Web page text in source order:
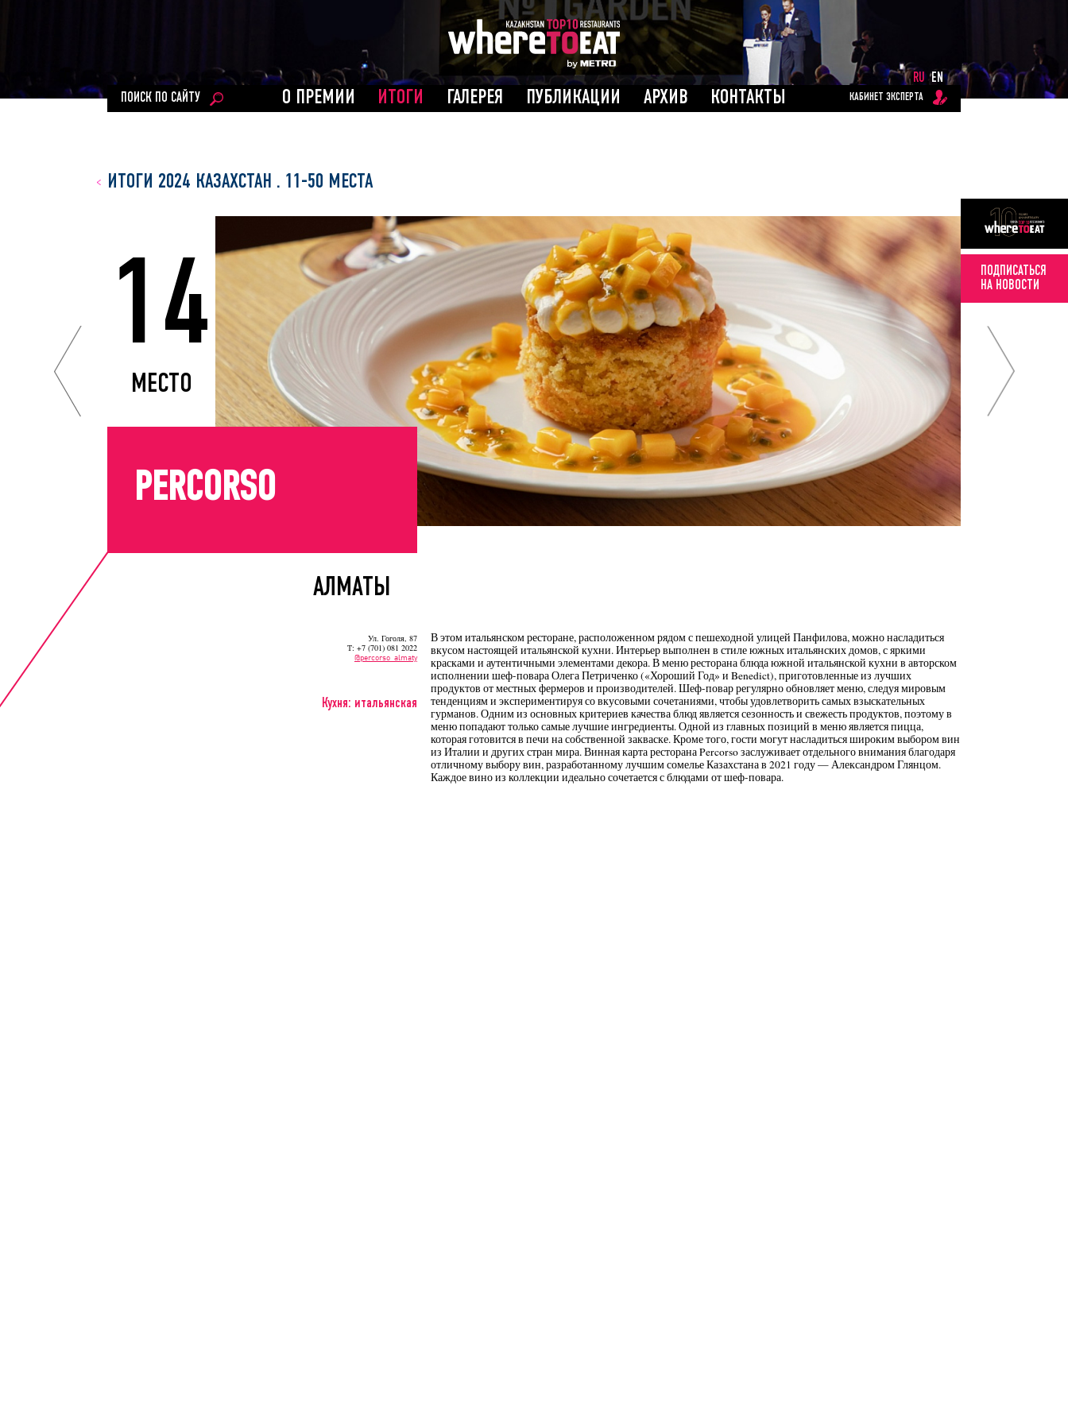
О ПРЕМИИ ИТОГИ ГАЛЕРЕЯ ПУБЛИКАЦИИ АРХИВ КОНТАКТЫ
RU EN
ПОИСК ПО САЙТУ
КАБИНЕТ ЭКСПЕРТА
ПОДПИСАТЬСЯ
НА НОВОСТИ
ИТОГИ 2024 КАЗАХСТАН . 11-50 МЕСТА
14
МЕСТО
PERCORSO
АЛМАТЫ
Ул. Гоголя, 87
Т: +7 (701) 081 2022
@percorso_almaty
Кухня: итальянская
В этом итальянском ресторане, расположенном рядом с пешеходной улицей Панфилова, можно насладиться
вкусом настоящей итальянской кухни. Интерьер выполнен в стиле южных итальянских домов, с яркими
красками и аутентичными элементами декора. В меню ресторана блюда южной итальянской кухни в авторском
исполнении шеф-повара Олега Петриченко («Хороший Год» и Benedict), приготовленные из лучших
продуктов от местных фермеров и производителей. Шеф-повар регулярно обновляет меню, следуя мировым
тенденциям и экспериментируя со вкусовыми сочетаниями, чтобы удовлетворить самых взыскательных
гурманов. Одним из основных критериев качества блюд является сезонность и свежесть продуктов, поэтому в
меню попадают только самые лучшие ингредиенты. Одной из главных позиций в меню является пицца,
которая готовится в печи на собственной закваске. Кроме того, гости могут насладиться широким выбором вин
из Италии и других стран мира. Винная карта ресторана Percorso заслуживает отдельного внимания благодаря
отличному выбору вин, разработанному лучшим сомелье Казахстана в 2021 году — Александром Глянцом.
Каждое вино из коллекции идеально сочетается с блюдами от шеф-повара.